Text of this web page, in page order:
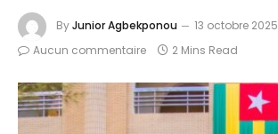
ByJunior Agbekponou
13 octobre 2025
Aucun commentaire
2 Mins Read